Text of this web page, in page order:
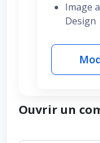
Image
Design
Ouvrir un